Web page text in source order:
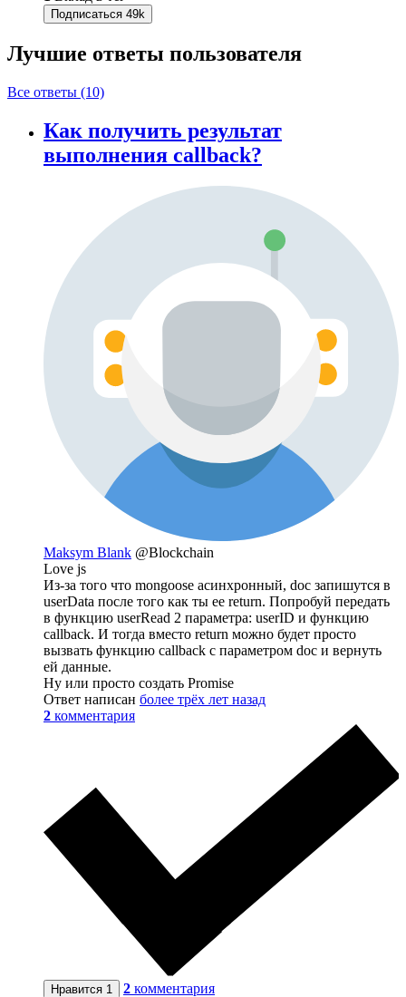
Подписаться 49k
Лучшие ответы пользователя
Все ответы (10)
Как получить результат
выполнения callback?
Maksym Blank @Blockchain
Love js
Из-за того что mongoose асинхронный, doc запишутся в
userData после того как ты ее return. Попробуй передать
в функцию userRead 2 параметра: userID и функцию
callback. И тогда вместо return можно будет просто
вызвать функцию callback с параметром doc и вернуть
ей данные.
Ну или просто создать Promise
Ответ написан более трёх лет назад
2 комментария
Нравится 1 2 комментария